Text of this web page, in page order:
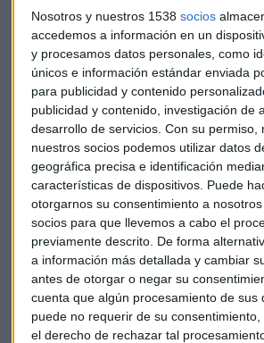
Nosotros y nuestros 1538 socios
accedemos a información en un
y procesamos datos personales, como
únicos e información estándar enviada
para publicidad y contenido
publicidad y contenido, investigación de
desarrollo de servicios. Con su permiso,
nuestros socios podemos utilizar datos
geográfica precisa e identificación
características de dispositivos. Puede
otorgarnos su consentimiento a
socios para que llevemos a cabo el
previamente descrito. De forma
a información más detallada y cambiar
antes de otorgar o negar su
cuenta que algún procesamiento de sus
puede no requerir de su
el derecho de rechazar tal
compañía que tiene muchas otras
mercado. En otras palabras, que a los
convenzan otros buscadores no puede
peso para sancionar al que acierta en
Lo que está claro, y lo adelantamos ayer
buscadores de conductas impropias en
Unión Europea no han dado con una
seguramente el asunto acabará en los
De todas formas, el derecho de la
evolucionar y aparcar viejos dogmas
partir del primer tercio del siglo XX
nueva variable: La voluntad, las
consumidor directo por dichas
transgresoras.